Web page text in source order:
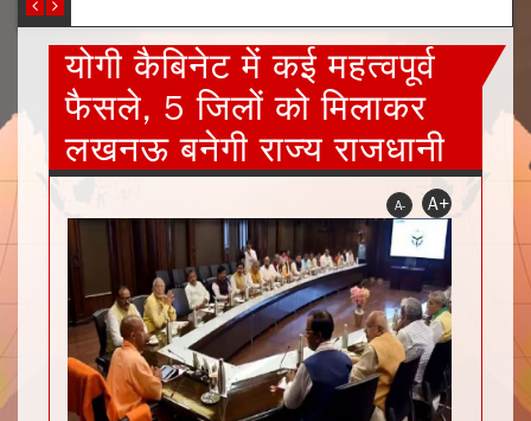
योगी कैबिनेट में कई महत्वपूर्व
फैसले, 5 जिलों को मिलाकर
लखनऊ बनेगी राज्य राजधानी
A- A+